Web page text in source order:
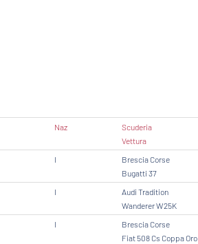
Naz
Scuderia
Vettura
I
Brescia Corse
Bugatti 37
I
Audi Tradition
Wanderer W25K
I
Brescia Corse
Fiat 508 Cs Coppa Oro